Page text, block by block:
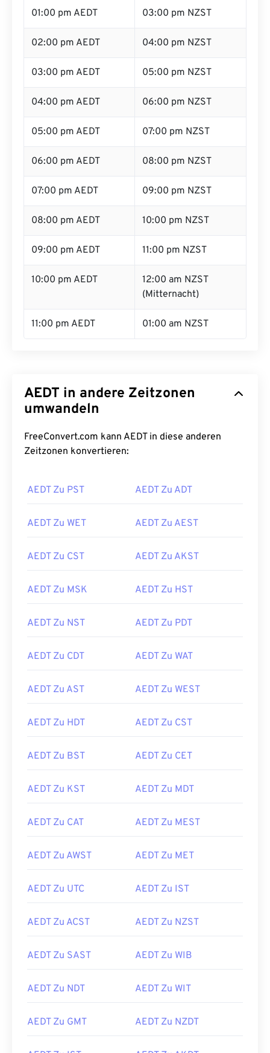
01:00 pm AEDT 03:00 pm NZST
02:00 pm AEDT 04:00 pm NZST
03:00 pm AEDT 05:00 pm NZST
04:00 pm AEDT 06:00 pm NZST
05:00 pm AEDT 07:00 pm NZST
06:00 pm AEDT 08:00 pm NZST
07:00 pm AEDT 09:00 pm NZST
08:00 pm AEDT 10:00 pm NZST
09:00 pm AEDT 11:00 pm NZST
10:00 pm AEDT
12:00 am NZST
(Mitternacht)
11:00 pm AEDT 01:00 am NZST
AEDT in andere Zeitzonen
umwandeln
FreeConvert.com kann AEDT in diese anderen
Zeitzonen konvertieren:
AEDT Zu PST AEDT Zu ADT
AEDT Zu WET AEDT Zu AEST
AEDT Zu CST AEDT Zu AKST
AEDT Zu MSK AEDT Zu HST
AEDT Zu NST AEDT Zu PDT
AEDT Zu CDT AEDT Zu WAT
AEDT Zu AST AEDT Zu WEST
AEDT Zu HDT AEDT Zu CST
AEDT Zu BST AEDT Zu CET
AEDT Zu KST AEDT Zu MDT
AEDT Zu CAT AEDT Zu MEST
AEDT Zu AWST AEDT Zu MET
AEDT Zu UTC AEDT Zu IST
AEDT Zu ACST AEDT Zu NZST
AEDT Zu SAST AEDT Zu WIB
AEDT Zu NDT AEDT Zu WIT
AEDT Zu GMT AEDT Zu NZDT